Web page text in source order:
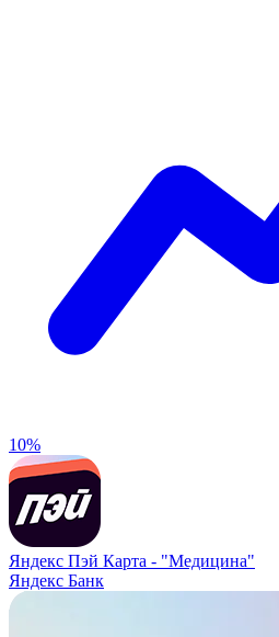
10%
Яндекс Пэй Карта - "Медицина"
Яндекс Банк